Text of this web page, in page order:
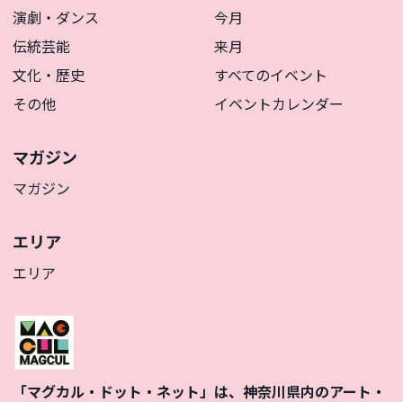
演劇・ダンス
伝統芸能
文化・歴史
その他
今月
来月
すべてのイベント
イベントカレンダー
マガジン
マガジン
エリア
エリア
「マグカル・ドット・ネット」は、神奈川県内のアート・